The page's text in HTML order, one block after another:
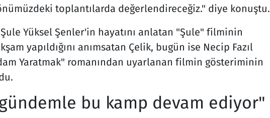
toplantılarda değerlendireceğiz." diye konuştu.
Yüksel Şenler'in hayatını anlatan "Şule" filminin
yapıldığını anımsatan Çelik, bugün ise Necip Fazıl
Yaratmak" romanından uyarlanan filmin gösteriminin
bu kamp devam ediyor"